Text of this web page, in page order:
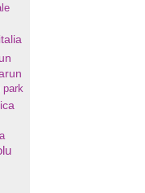
italia
park